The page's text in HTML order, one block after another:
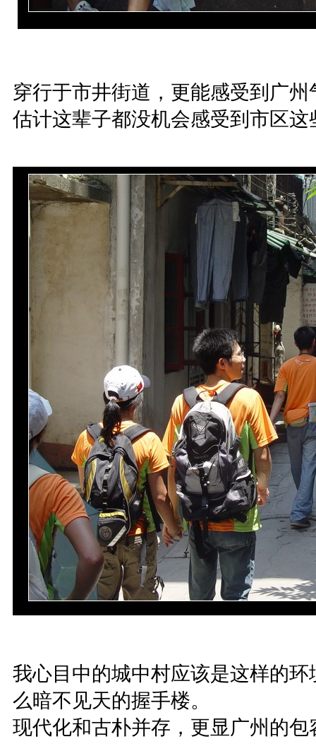
穿行于市井街道，更能感受到广
估计这辈子都没机会感受到市区这
我心目中的城中村应该是这样的
么暗不见天的握手楼。
现代化和古朴并存，更显广州的